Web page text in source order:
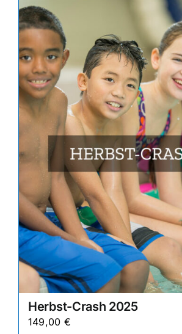
Account
Für Schulen
Vertrag widerrufen
Herbst-Crash 2025
149,00 €